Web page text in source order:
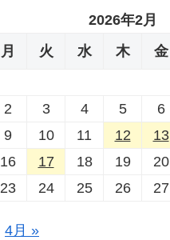
2026年2月
月
火 水 木 金
2
3 4 5 6
9
10 11 12 13
16
17 18 19 20
23
24 25 26 27
4月 »